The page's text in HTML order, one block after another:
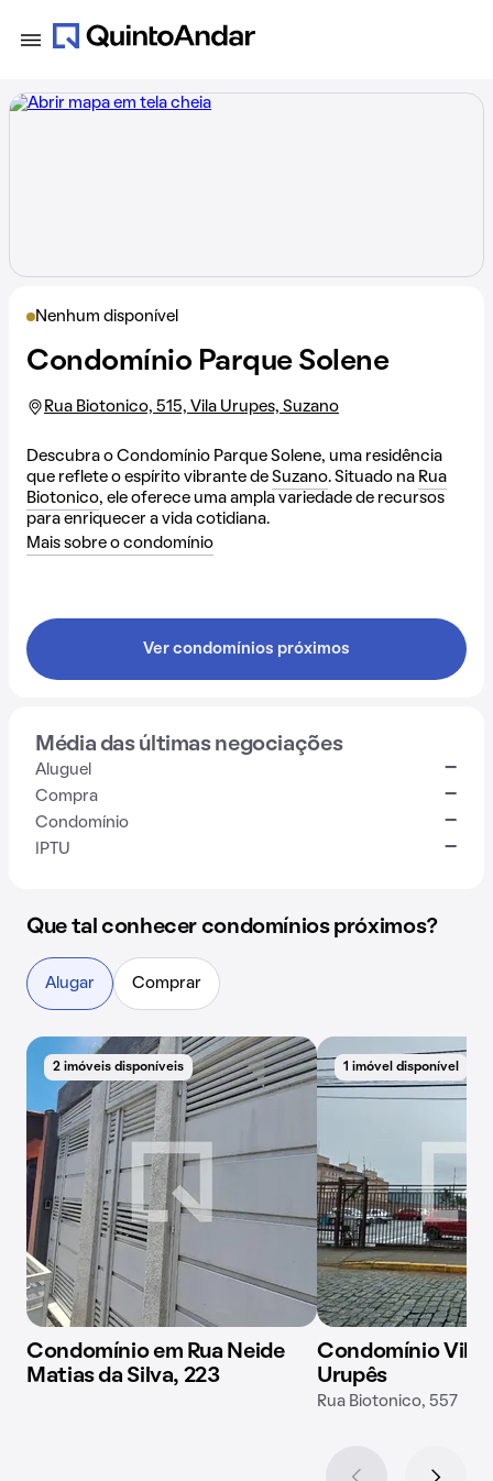
Nenhum disponível
Condomínio Parque Solene
Rua Biotonico, 515, Vila Urupes, Suzano
Descubra o Condomínio Parque Solene, uma residência
que reflete o espírito vibrante de Suzano. Situado na Rua
Biotonico, ele oferece uma ampla variedade de recursos
para enriquecer a vida cotidiana.
Mais sobre o condomínio
Ver condomínios próximos
Média das últimas negociações
Aluguel -
Compra -
Condomínio -
IPTU -
Que tal conhecer condomínios próximos?
Alugar Comprar
2 imóveis disponíveis
Condomínio em Rua Neide
Matias da Silva, 223
1 imóvel disponível
Condomínio Vila
Urupês
Rua Biotonico, 557